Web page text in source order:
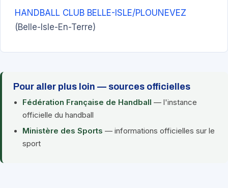
HANDBALL CLUB BELLE-ISLE/PLOUNEVEZ
(Belle-Isle-En-Terre)
Pour aller plus loin — sources officielles
Fédération Française de Handball — l'instance
officielle du handball
Ministère des Sports — informations officielles sur le
sport